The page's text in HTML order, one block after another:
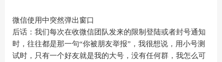
微信使用中突然弹出窗口
后话：我们每次在收微信团队发来的限制登陆或者封号通知
时，往往都是那一句“你被朋友举报”，我很想说，用小号测
试时，只有一个好友就是我的大号，没有任何群，我怎么可